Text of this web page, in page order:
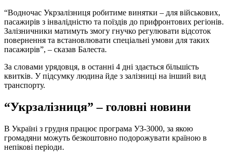
“Водночас Укрзалізниця робитиме винятки – для військових,
пасажирів з інвалідністю та поїздів до прифронтових регіонів.
Залізничники матимуть змогу гнучко регулювати відсоток
повернення та встановлювати спеціальні умови для таких
пасажирів”, – сказав Балеста.
За словами урядовця, в останні 4 дні здається більшість
квитків. У підсумку людина йде з залізниці на інший вид
транспорту.
“Укрзалізниця” – головні новини
В Україні з грудня працює програма УЗ-3000, за якою
громадяни можуть безкоштовно подорожувати країною в
непікові періоди.